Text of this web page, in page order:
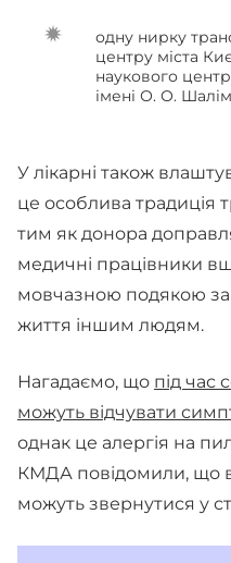
одну нирку
центру міста
наукового
імені О. О.
У лікарні також
це особлива традиція
тим як донора
медичні працівники
мовчазною подякою
життя іншим людям.
Нагадаємо, що під час
можуть відчувати
однак це алергія на
КМДА повідомили, що
можуть звернутися у